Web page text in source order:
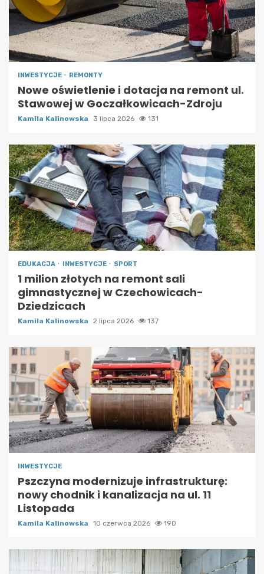
INWESTYCJE REMONTY
Nowe oświetlenie i dotacja na remont ul.
Stawowej w Goczałkowicach-Zdroju
Kamila Kalinowska 3 lipca 2026 131
EDUKACJA INWESTYCJE SPORT
1 milion złotych na remont sali
gimnastycznej w Czechowicach-
Dziedzicach
Kamila Kalinowska 2 lipca 2026 137
INWESTYCJE
Pszczyna modernizuje infrastrukturę:
nowy chodnik i kanalizacja na ul. 11
Listopada
Kamila Kalinowska 10 czerwca 2026 190